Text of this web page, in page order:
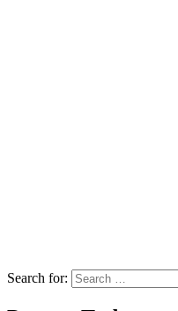
Search for: